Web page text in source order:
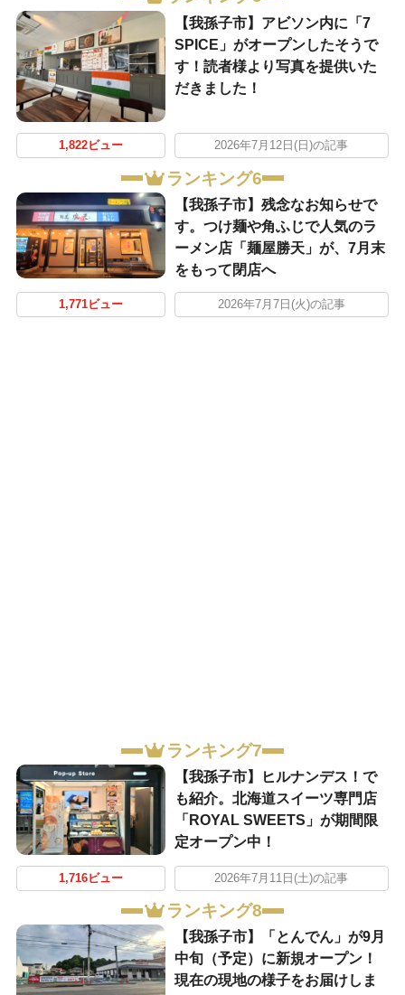
​【我孫子市】アビソン内に「7
SPICE」がオープンしたそうで
す！読者様より写真を提供いた
だきました！
1,822ビュー 2026年7月12日(日)の記事
ランキング6
​【我孫子市】残念なお知らせで
す。つけ麺や角ふじで人気のラ
ーメン店「麺屋勝天」が、7月末
をもって閉店へ
1,771ビュー 2026年7月7日(火)の記事
ランキング7
​【我孫子市】ヒルナンデス！で
も紹介。北海道スイーツ専門店
「ROYAL SWEETS」が期間限
定オープン中！
1,716ビュー 2026年7月11日(土)の記事
ランキング8
【我孫子市】「とんでん」が9月
中旬（予定）に新規オープン！
現在の現地の様子をお届けしま